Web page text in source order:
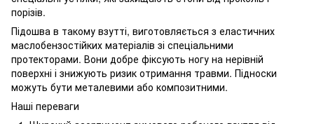
порізів.
Підошва в такому взутті, виготовляється з еластичних
маслобензостійких матеріалів зі спеціальними
протекторами. Вони добре фіксують ногу на нерівній
поверхні і знижують ризик отримання травми. Підноски
можуть бути металевими або композитними.
Наші переваги